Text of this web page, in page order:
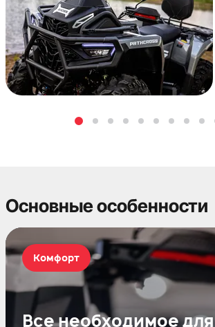
Основные особенности
Все необходимое для
Комфорт